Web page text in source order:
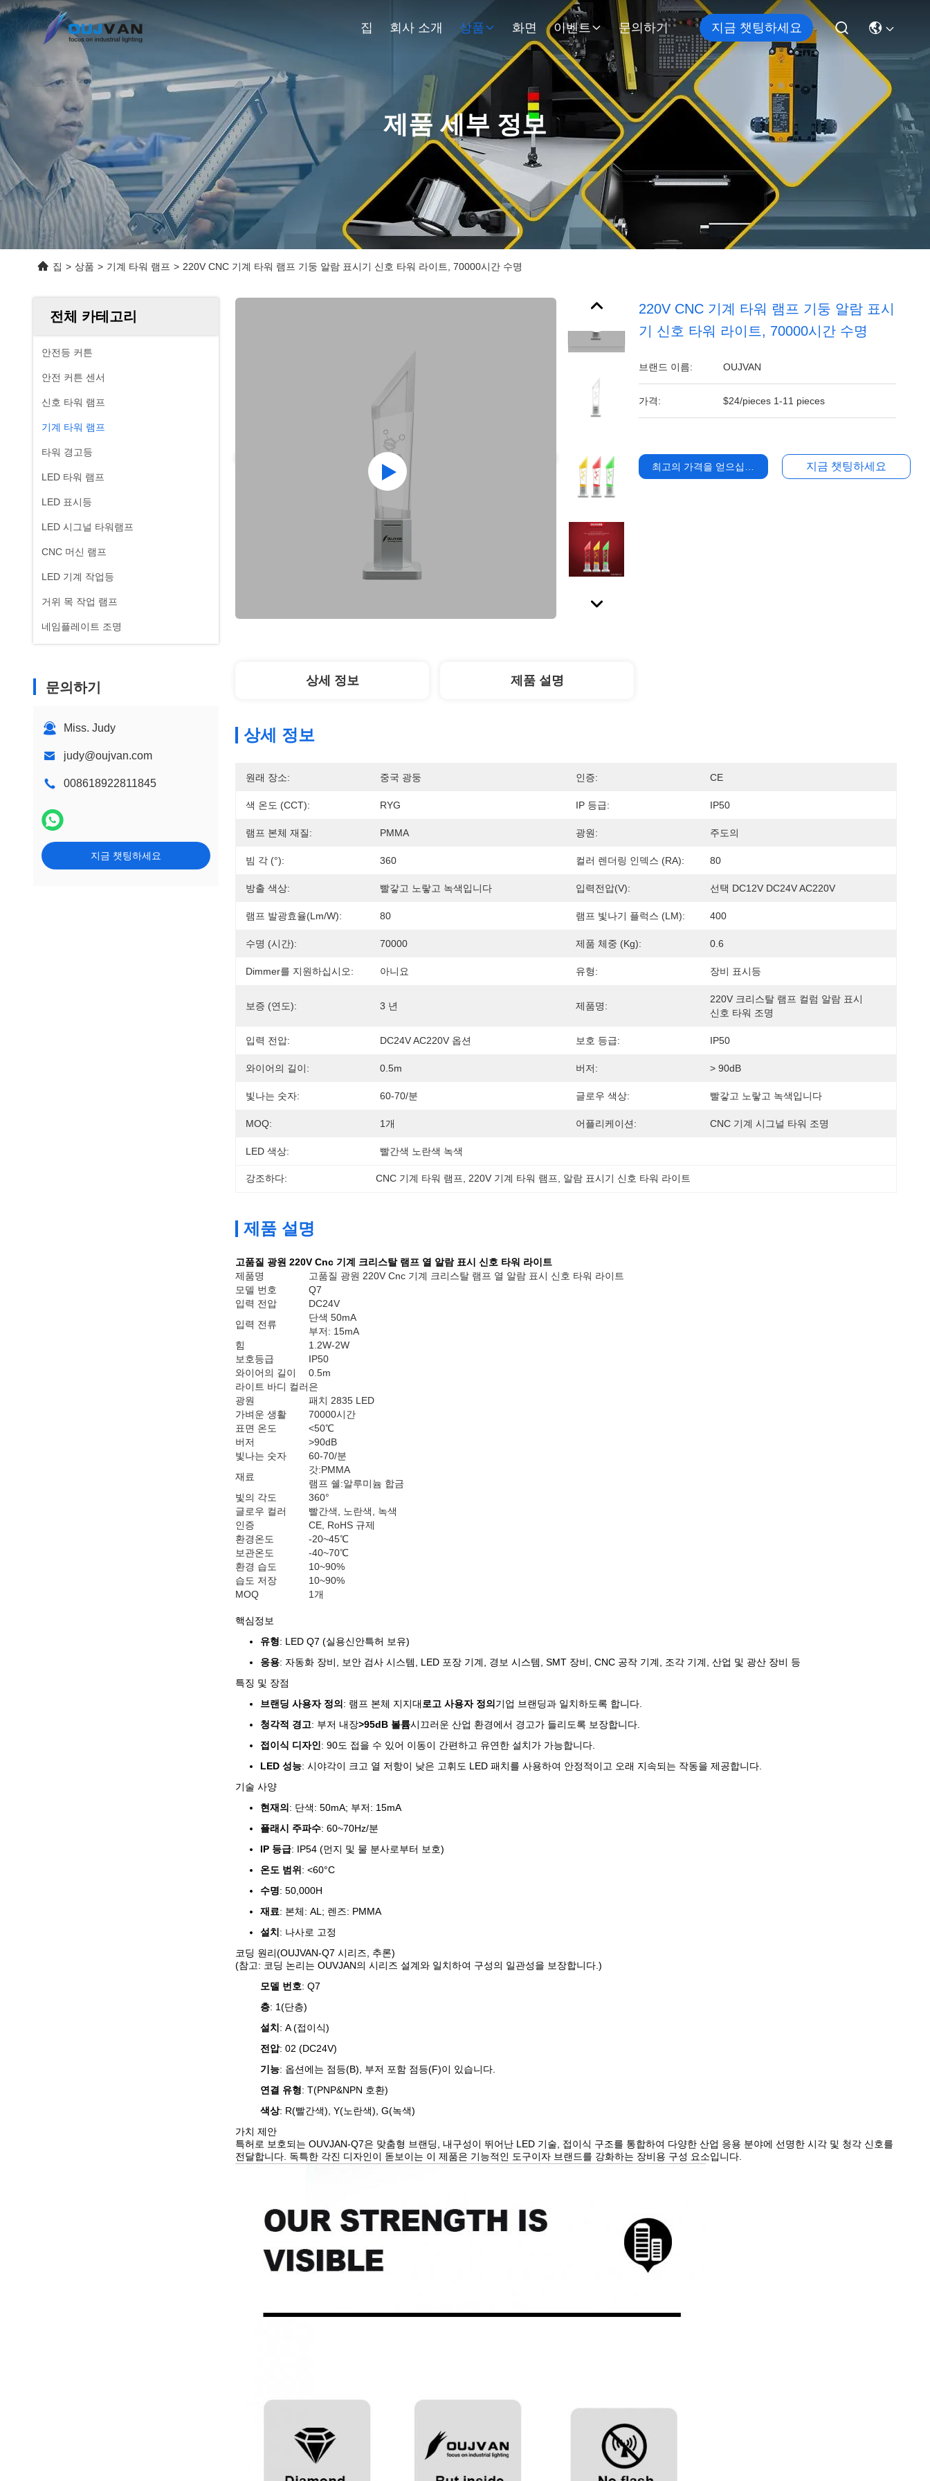
집 회사 소개 상품 화면 이벤트 문의하기 지금 챗팅하세요
제품 세부 정보
집 > 상품 > 기계 타워 램프 > 220V CNC 기계 타워 램프 기둥 알람 표시기 신호 타워 라이트, 70000시간 수명
전체 카테고리
안전등 커튼
안전 커튼 센서
신호 타워 램프
기계 타워 램프
타워 경고등
LED 타워 램프
LED 표시등
LED 시그널 타워램프
CNC 머신 램프
LED 기계 작업등
거위 목 작업 램프
네임플레이트 조명
문의하기
Miss. Judy
judy@oujvan.com
008618922811845
지금 챗팅하세요
220V CNC 기계 타워 램프 기둥 알람 표시
기 신호 타워 라이트, 70000시간 수명
브랜드 이름: OUJVAN
가격: $24/pieces 1-11 pieces
최고의 가격을 얻으십시오 지금 챗팅하세요
상세 정보 제품 설명
상세 정보
원래 장소: 중국 광둥 인증: CE
색 온도 (CCT): RYG IP 등급: IP50
램프 본체 재질: PMMA 광원: 주도의
빔 각 (°): 360 컬러 렌더링 인덱스 (RA): 80
방출 색상: 빨갛고 노랗고 녹색입니다 입력전압(V): 선택 DC12V DC24V AC220V
램프 발광효율(lm/w): 80 램프 빛나기 플럭스 (LM): 400
수명 (시간): 70000 제품 체중 (kg): 0.6
Dimmer를 지원하십시오: 아니요 유형: 장비 표시등
보증 (연도): 3 년 제품명:
220V 크리스탈 램프 컬럼 알람 표시
신호 타워 조명
입력 전압: DC24V AC220V 옵션 보호 등급: IP50
와이어의 길이: 0.5m 버저: > 90dB
빛나는 숫자: 60-70/분 글로우 색상: 빨갛고 노랗고 녹색입니다
MOQ: 1개 어플리케이션: CNC 기계 시그널 타워 조명
LED 색상: 빨간색 노란색 녹색
강조하다: CNC 기계 타워 램프 220V 기계 타워 램프 알람 표시기 신호 타워 라이트
제품 설명
고품질 광원 220V Cnc 기계 크리스탈 램프 열 알람 표시 신호 타워 라이트
제품명
고품질 광원 220V Cnc 기계 크리스탈 램프 열 알람 표시 신호 타워 라이트
모델 번호
Q7
입력 전압
DC24V
입력 전류
단색 50mA
부저: 15mA
힘
1.2W-2W
보호등급
IP50
와이어의 길이
0.5m
라이트 바디 컬러은
광원
패치 2835 LED
가벼운 생활
70000시간
표면 온도
<50℃
버저
>90dB
빛나는 숫자
60-70/분
재료
갓:PMMA
램프 쉘:알루미늄 합금
빛의 각도
360°
글로우 컬러
빨간색, 노란색, 녹색
인증
CE, RoHS 규제
환경온도
-20~45℃
보관온도
-40~70℃
환경 습도
10~90%
습도 저장
10~90%
MOQ
1개
핵심정보
유형: LED Q7 (실용신안특허 보유)
응용: 자동화 장비, 보안 검사 시스템, LED 포장 기계, 경보 시스템, SMT 장비, CNC 공작 기계, 조각 기계, 산업 및 광산 장비 등
특징 및 장점
브랜딩 사용자 정의 : 램프 본체 지지대 로고 사용자 정의 기업 브랜딩과 일치하도록 합니다.
청각적 경고: 부저 내장>95dB 볼륨시끄러운 산업 환경에서 경고가 들리도록 보장합니다.
접이식 디자인 : 90도 접을 수 있어 이동이 간편하고 유연한 설치가 가능합니다.
LED 성능: 시야각이 크고 열 저항이 낮은 고휘도 LED 패치를 사용하여 안정적이고 오래 지속되는 작동을 제공합니다.
기술 사양
현재의 : 단색: 50mA; 부저: 15mA
플래시 주파수: 60~70Hz/분
IP 등급: IP54 (먼지 및 물 분사로부터 보호)
온도 범위 : <60°C
수명: 50,000H
재료: 본체: AL; 렌즈: PMMA
설치 : 나사로 고정
코딩 원리(OUJVAN-Q7 시리즈, 추론)
(참고: 코딩 논리는 OUVJAN의 시리즈 설계와 일치하여 구성의 일관성을 보장합니다.)
모델 번호: Q7
층: 1(단층)
설치 : A (접이식)
전압: 02 (DC24V)
기능: 옵션에는 점등(B), 부저 포함 점등(F)이 있습니다.
연결 유형: T(PNP&NPN 호환)
색상: R(빨간색), Y(노란색), G(녹색)
가치 제안
특허로 보호되는 OUVJAN-Q7은 맞춤형 브랜딩, 내구성이 뛰어난 LED 기술, 접이식 구조를 통합하여 다양한 산업 응용 분야에 선명한 시각 및 청각 신호를
전달합니다. 독특한 각진 디자인이 돋보이는 이 제품은 기능적인 도구이자 브랜드를 강화하는 장비용 구성 요소입니다.